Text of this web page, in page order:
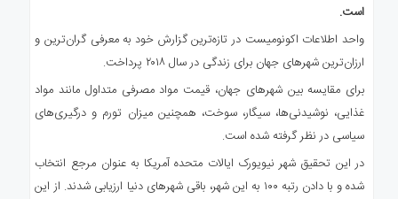
است.
واحد اطلاعات اکونومیست در تازه‌ترین گزارش خود به معرفی گران‌ترین و
ارزان‌ترین شهرهای جهان برای زندگی در سال ۲۰۱۸ پرداخت.
برای مقایسه بین شهرهای جهان، قیمت مواد مصرفی متداول مانند مواد
غذایی، نوشیدنی‌ها، سیگار، سوخت، همچنین میزان تورم و درگیری‌های
سیاسی در نظر گرفته شده است.
در این تحقیق شهر نیویورک ایالات متحده آمریکا به عنوان مرجع انتخاب
شده و با دادن رتبه ۱۰۰ به این شهر، باقی شهرهای دنیا ارزیابی شدند. از این